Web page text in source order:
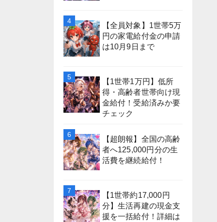
【全員対象】1世帯5万
円の家電給付金の申請
は10月9日まで
【1世帯1万円】低所
得・高齢者世帯向け現
金給付！受給済みか要
チェック
【超朗報】全国の高齢
者へ125,000円分の生
活費を継続給付！
【1世帯約17,000円
分】生活再建の現金支
援を一括給付！詳細は